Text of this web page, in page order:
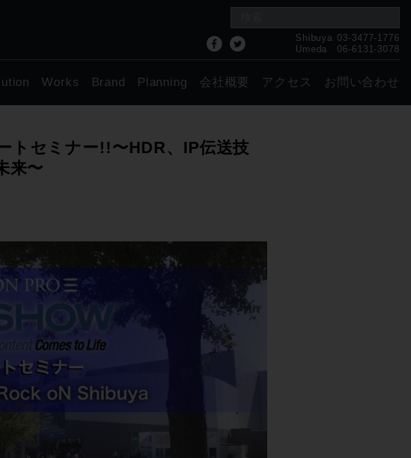
Shibuya 03-3477-1776
Umeda
06-6131-3078
Works Brand Planning 会社概要 アクセス お問い合わせ
トセミナー!!〜HDR、IP伝送技
来〜